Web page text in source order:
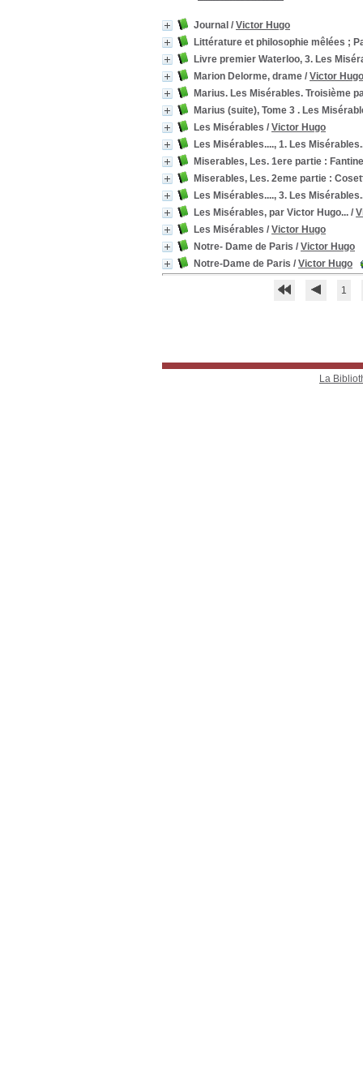
Journal / Victor Hugo
Littérature et philosophie mêlées ;
Livre premier Waterloo, 3. Les
Marion Delorme, drame / Victor Hugo
Marius. Les Misérables. Troisième
Marius (suite), Tome 3 . Les
Les Misérables / Victor Hugo
Les Misérables...., 1. Les
Miserables, Les. 1ere partie : Fantine
Miserables, Les. 2eme partie :
Les Misérables...., 3. Les
Les Misérables, par Victor Hugo... /
Les Misérables / Victor Hugo
Notre- Dame de Paris / Victor Hugo
Notre-Dame de Paris / Victor Hugo
1
La